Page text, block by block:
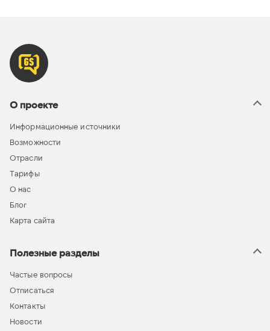
О проекте
Информационные источники
Возможности
Отрасли
Тарифы
О нас
Блог
Карта сайта
Полезные разделы
Частые вопросы
Отписаться
Контакты
Новости